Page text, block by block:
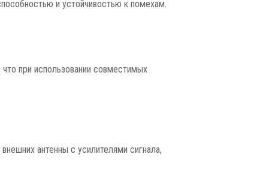
и устойчивостью к помехам.
при использовании совместимых
антенны с усилителями сигнала,